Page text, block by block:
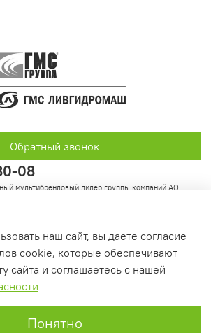
08
мультибрендовый дилер группы компаний АО
Обратный звонок
наш сайт, вы даете согласие
cookie, которые обеспечивают
сайта и соглашаетесь с нашей
Понятно